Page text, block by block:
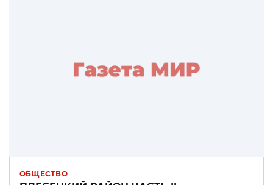
ОБЩЕСТВО